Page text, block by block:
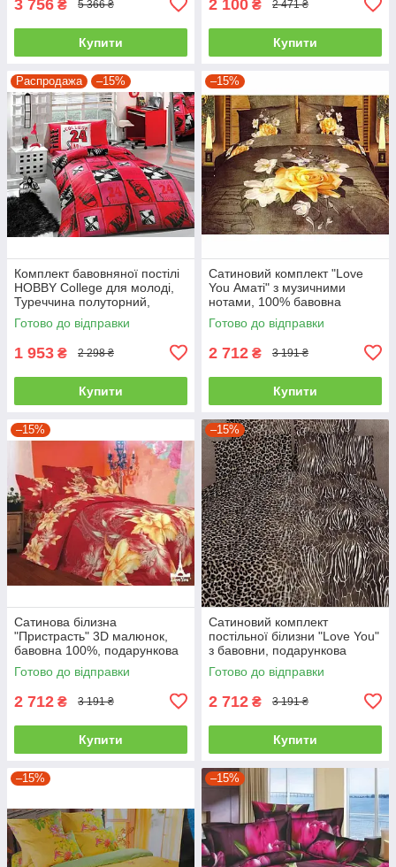
3 756 ₴ 5 366 ₴
Купити
2 100 ₴ 2 471 ₴
Купити
Распродажа –15%
Комплект бавовняної постілі
HOBBY College для молоді,
Туреччина полуторний,
червоний
Готово до відправки
1 953 ₴ 2 298 ₴
Купити
–15%
Сатиновий комплект "Love
You Аматі" з музичними
нотами, 100% бавовна
полуторний
Готово до відправки
2 712 ₴ 3 191 ₴
Купити
–15%
Сатинова білизна
"Пристрасть" 3D малюнок,
бавовна 100%, подарункова
упаковка полуторний
Готово до відправки
2 712 ₴ 3 191 ₴
Купити
–15%
Сатиновий комплект
постільної білизни "Love You"
з бавовни, подарункова
упаковка полуторний
Готово до відправки
2 712 ₴ 3 191 ₴
Купити
–15% –15%